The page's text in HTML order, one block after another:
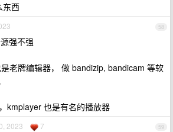
东西
58
强不强
老牌编辑器， 做 bandizip, bandicam 等软
kmplayer 也是有名的播放器
59
2023 7